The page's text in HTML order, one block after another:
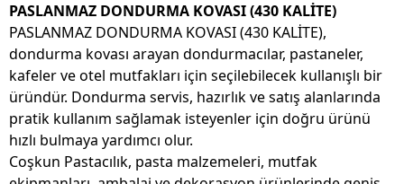
PASLANMAZ DONDURMA KOVASI (430 KALİTE)
PASLANMAZ DONDURMA KOVASI (430 KALİTE),
dondurma kovası arayan dondurmacılar, pastaneler,
kafeler ve otel mutfakları için seçilebilecek kullanışlı bir
üründür. Dondurma servis, hazırlık ve satış alanlarında
pratik kullanım sağlamak isteyenler için doğru ürünü
hızlı bulmaya yardımcı olur.
Coşkun Pastacılık, pasta malzemeleri, mutfak